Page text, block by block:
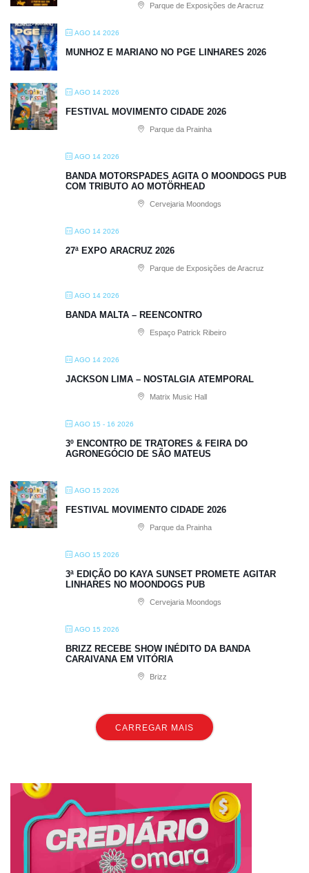
Parque de Exposições de Aracruz
AGO 14 2026
MUNHOZ E MARIANO NO PGE LINHARES 2026
AGO 14 2026
FESTIVAL MOVIMENTO CIDADE 2026
Parque da Prainha
AGO 14 2026
BANDA MOTORSPADES AGITA O MOONDOGS PUB
COM TRIBUTO AO MOTÖRHEAD
Cervejaria Moondogs
AGO 14 2026
27ª EXPO ARACRUZ 2026
Parque de Exposições de Aracruz
AGO 14 2026
BANDA MALTA – REENCONTRO
Espaço Patrick Ribeiro
AGO 14 2026
JACKSON LIMA – NOSTALGIA ATEMPORAL
Matrix Music Hall
AGO 15 - 16 2026
3º ENCONTRO DE TRATORES & FEIRA DO
AGRONEGÓCIO DE SÃO MATEUS
AGO 15 2026
FESTIVAL MOVIMENTO CIDADE 2026
Parque da Prainha
AGO 15 2026
3ª EDIÇÃO DO KAYA SUNSET PROMETE AGITAR
LINHARES NO MOONDOGS PUB
Cervejaria Moondogs
AGO 15 2026
BRIZZ RECEBE SHOW INÉDITO DA BANDA
CARAIVANA EM VITÓRIA
Brizz
CARREGAR MAIS